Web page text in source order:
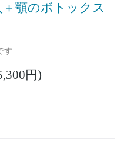
顎のボトックス
す
円)